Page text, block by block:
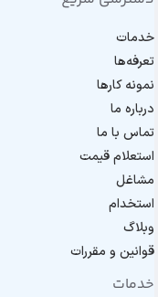
خدمات
تعرفه‌ها
نمونه کارها
درباره ما
تماس با ما
استعلام قیمت
مشاغل
استخدام
وبلاگ
قوانین و مقررات
خدمات